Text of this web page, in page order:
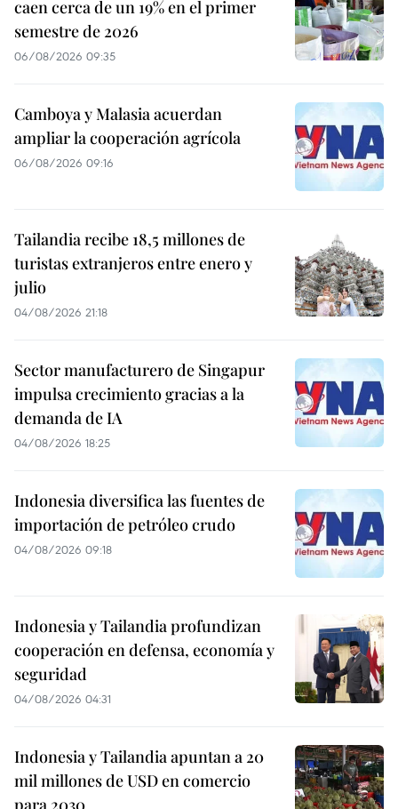
caen cerca de un 19% en el primer
semestre de 2026
06/08/2026 09:35
Camboya y Malasia acuerdan
ampliar la cooperación agrícola
06/08/2026 09:16
Tailandia recibe 18,5 millones de
turistas extranjeros entre enero y
julio
04/08/2026 21:18
Sector manufacturero de Singapur
impulsa crecimiento gracias a la
demanda de IA
04/08/2026 18:25
Indonesia diversifica las fuentes de
importación de petróleo crudo
04/08/2026 09:18
Indonesia y Tailandia profundizan
cooperación en defensa, economía y
seguridad
04/08/2026 04:31
Indonesia y Tailandia apuntan a 20
mil millones de USD en comercio
para 2030